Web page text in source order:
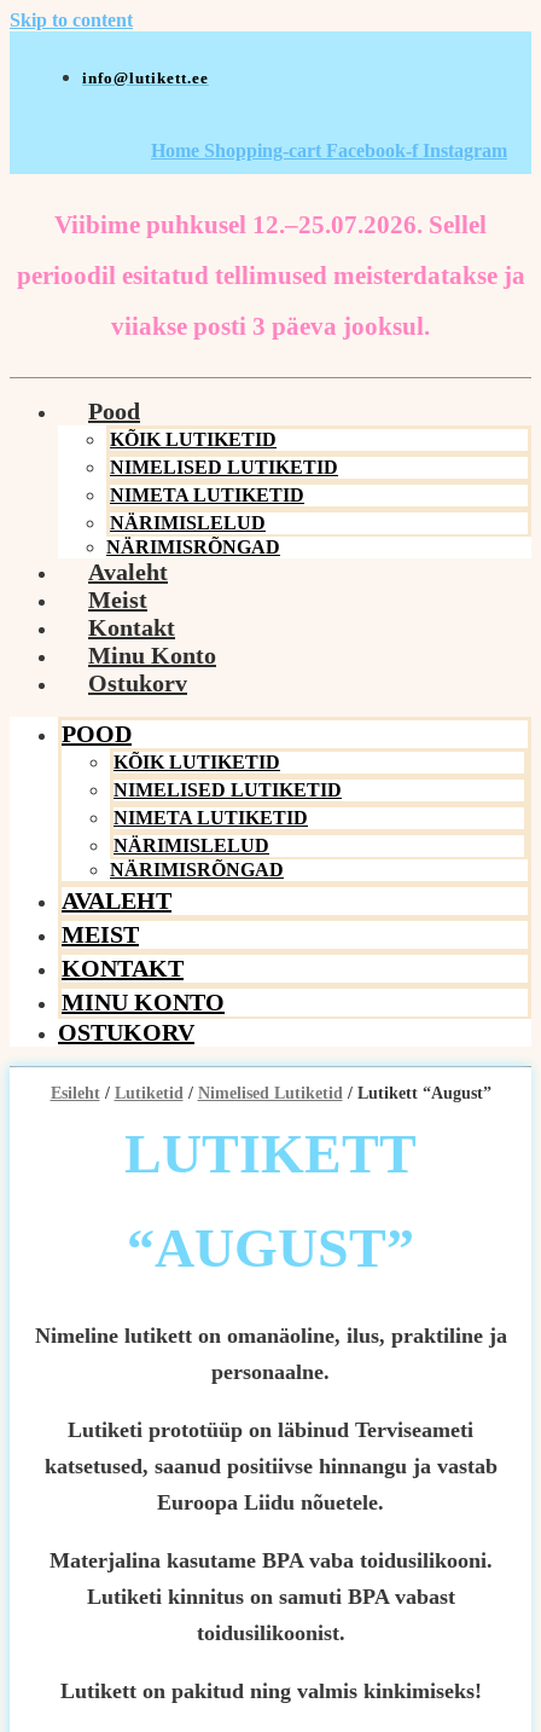
Skip to content
info@lutikett.ee
Home Shopping-cart Facebook-f Instagram
Viibime puhkusel 12.–25.07.2026. Sellel
perioodil esitatud tellimused meisterdatakse ja
viiakse posti 3 päeva jooksul.
Pood
KÕIK LUTIKETID
NIMELISED LUTIKETID
NIMETA LUTIKETID
NÄRIMISLELUD
NÄRIMISRÕNGAD
Avaleht
Meist
Kontakt
Minu Konto
Ostukorv
POOD
KÕIK LUTIKETID
NIMELISED LUTIKETID
NIMETA LUTIKETID
NÄRIMISLELUD
NÄRIMISRÕNGAD
AVALEHT
MEIST
KONTAKT
MINU KONTO
OSTUKORV
Esileht/ Lutiketid/ Nimelised Lutiketid/ Lutikett “August”
LUTIKETT
“AUGUST”
Nimeline lutikett on omanäoline, ilus, praktiline ja
personaalne.
Lutiketi prototüüp on läbinud Terviseameti
katsetused, saanud positiivse hinnangu ja vastab
Euroopa Liidu nõuetele.
Materjalina kasutame BPA vaba toidusilikooni.
Lutiketi kinnitus on samuti BPA vabast
toidusilikoonist.
Lutikett on pakitud ning valmis kinkimiseks!